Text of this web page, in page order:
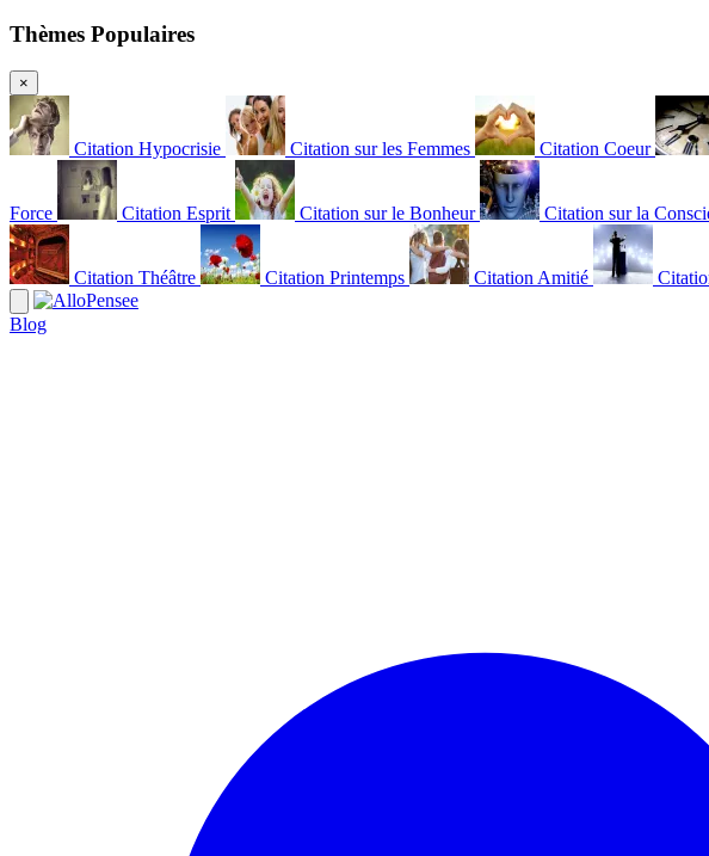
Thèmes Populaires
×
Citation Hypocrisie Citation sur les Femmes Citation Coeur
Force Citation Esprit Citation sur le Bonheur Citation sur la
Citation Théâtre Citation Printemps Citation Amitié
Blog